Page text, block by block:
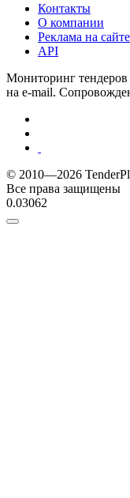
Контакты
О компании
Реклама на сайте
API
Мониторинг тендеров
на e-mail.
© 2010—2026
Все права защищены
0.03062